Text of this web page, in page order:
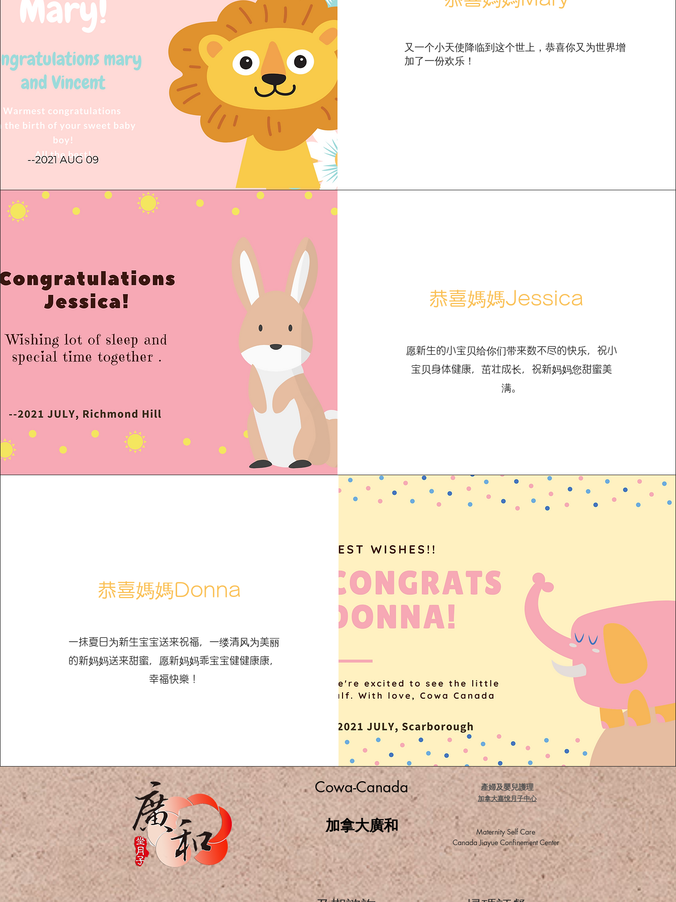
Markham
恭喜媽媽Bing
既有冰清，自来玉润，更为可贺
恭喜媽媽Jessica
愿新生的小宝贝给你们带来数不尽的快乐，祝小
宝贝身体健康，茁壮成长，祝新妈妈您甜蜜美
满。
夏日为新生宝宝送来祝福，清风为美丽的新妈妈送
来甜蜜，愿新妈妈、乖宝宝健健康康，幸福无极
又一个小天使降临到这个世上，恭喜你又为世界增
加了一份欢乐！
恭喜媽媽Donna
一抹夏日为新生宝宝送来祝福，一缕清风为美丽
的新妈妈送来甜蜜，愿新妈妈乖宝宝健健康康，
幸福快樂！
Cowa-Canada
加拿大廣和
​產婦及嬰兒護理
加拿大嘉悅月子中心
​Maternity Self Care
​Canada Jiayue Confinement Center